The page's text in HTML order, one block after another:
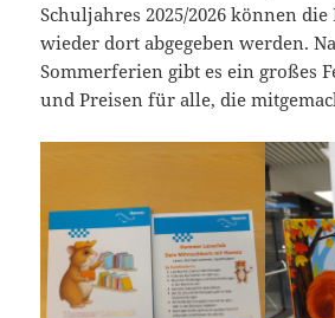
Schuljahres 2025/2026 können
wieder dort abgegeben werden.
Sommerferien gibt es ein großes
und Preisen für alle, die